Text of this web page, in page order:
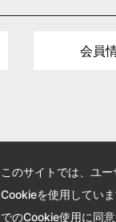
会員
このサイトでは、ユ
Cookieを使用してい
でのCookie使用に同